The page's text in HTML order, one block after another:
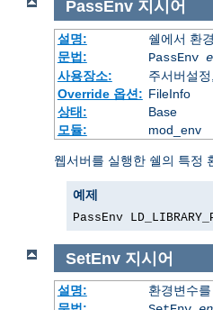
PassEnv지시어
설명:
쉘에서 환
문법:
PassEnv
사용장소:
주서버설
Override 옵션: FileInfo
상태:
Base
모듈:
mod_env
웹서버를 실행한 쉘의 특정
예제
PassEnv
SetEnv지시어
설명:
환경변수